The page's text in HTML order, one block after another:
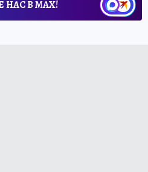
НАС В МАХ!